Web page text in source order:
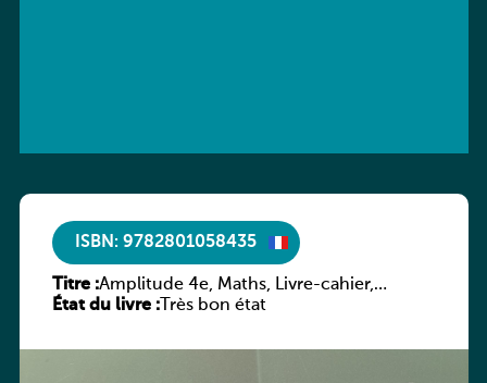
ISBN: 9782801058435
Titre :Amplitude 4e, Maths, Livre-cahier,
version luxembourgeoise
État du livre :Très bon état